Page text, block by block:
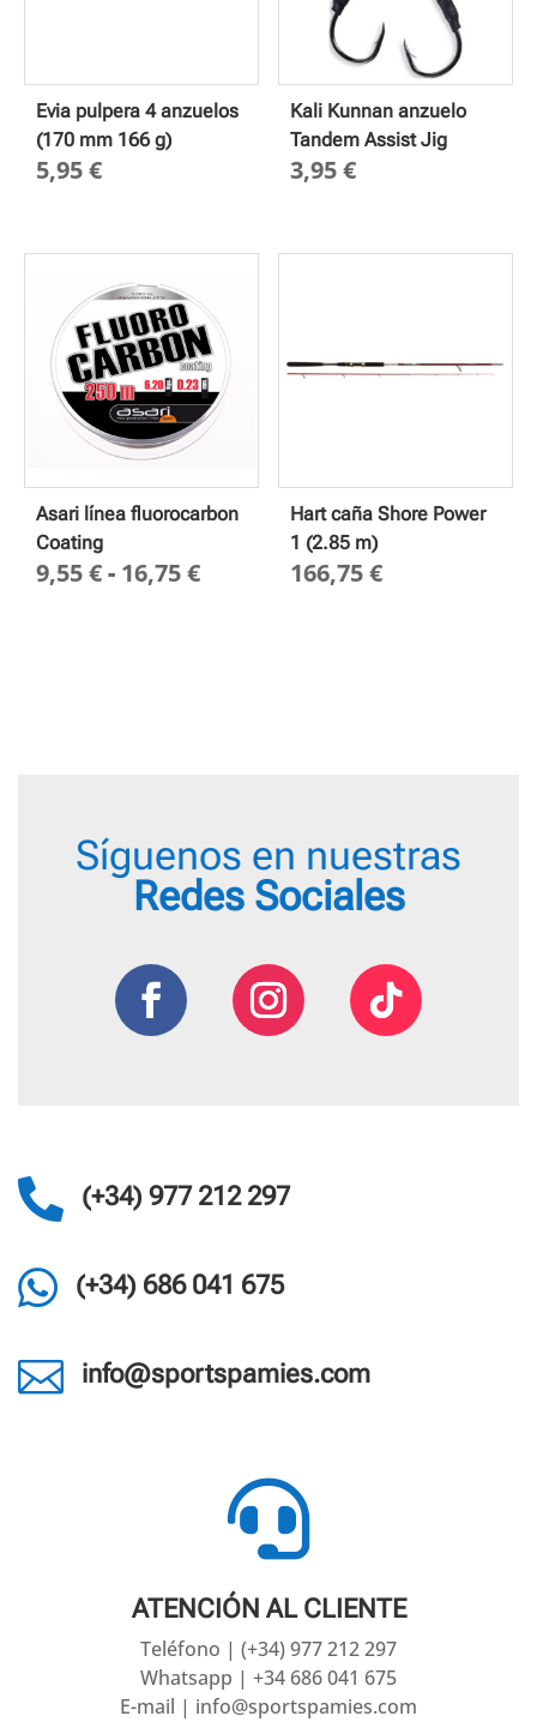
Evia pulpera 4 anzuelos
(170 mm 166 g)
5,95€
Kali Kunnan anzuelo
Tandem Assist Jig
3,95€
Asari línea fluorocarbon
Coating
9,55€- 16,75€Rango
Hart caña Shore Power
1 (2.85 m)
166,75€
Síguenos en nuestras
Redes Sociales
 (+34) 977 212 297
 (+34) 686 041 675
 info@sportspamies.com

ATENCIÓN AL CLIENTE
Teléfono | (+34) 977 212 297
Whatsapp | +34 686 041 675
E-mail | info@sportspamies.com